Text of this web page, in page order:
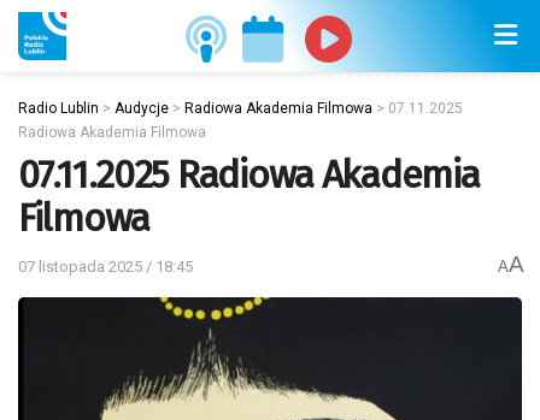
Radio Lublin > Audycje > Radiowa Akademia Filmowa > 07.11.2025
Radiowa Akademia Filmowa
07.11.2025 Radiowa Akademia
Filmowa
07 listopada 2025 / 18:45 AA